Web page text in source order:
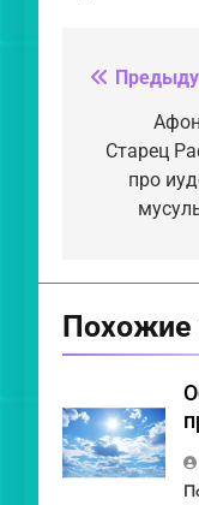
Старец
про
Похожие